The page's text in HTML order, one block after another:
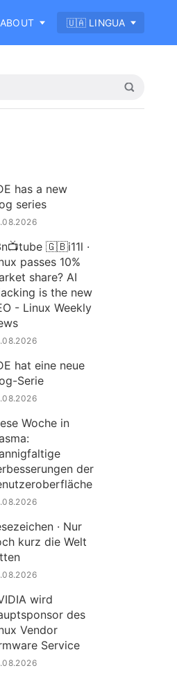
🇺🇦 LINGUA
has a new
series
🇬🇧i11l ·
passes 10%
share? AI
is the new
- Linux Weekly
hat eine neue
Serie
Woche in
der
· Nur
kurz die Welt
wird
des
Vendor
Service